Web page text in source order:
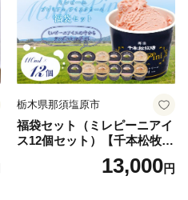
栃木県那須塩原市
福袋セット（ミレピーニアイ
ス12個セット）【千本松牧
場】 ns025-014-12 【デザー
ト 詰め合わせ ギフト】
13,000円